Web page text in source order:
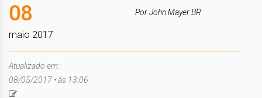
08
maio 2017
Por John Mayer BR
Atualizado em:
08/05/2017 • às 13:06